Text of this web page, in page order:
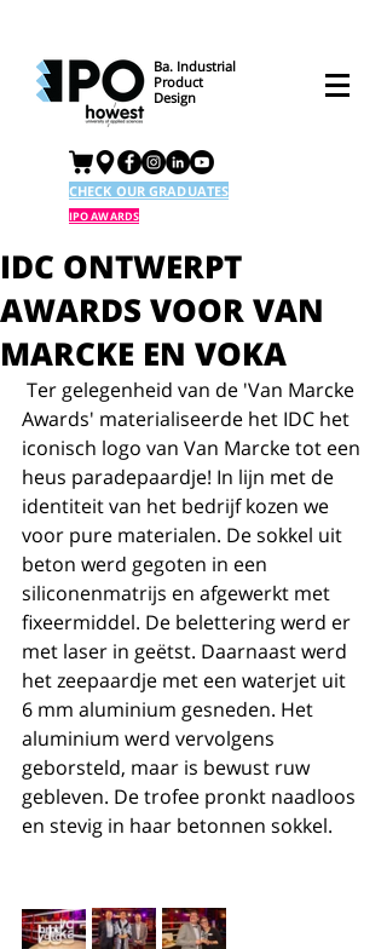
Ba. Industrial
Product
Design
CHECK OUR GRADUATES
IPO AWARDS
IDC ONTWERPT
AWARDS VOOR VAN
MARCKE EN VOKA
Awards' materialiseerde het IDC het
iconisch logo van Van Marcke tot een
heus paradepaardje! In lijn met de
identiteit van het bedrijf kozen we
voor pure materialen. De sokkel uit
beton werd gegoten in een
siliconenmatrijs en afgewerkt met
fixeermiddel. De belettering werd er
met laser in geëtst. Daarnaast werd
het zeepaardje met een waterjet uit
6 mm aluminium gesneden. Het
aluminium werd vervolgens
geborsteld, maar is bewust ruw
gebleven. De trofee pronkt naadloos
en stevig in haar betonnen sokkel.